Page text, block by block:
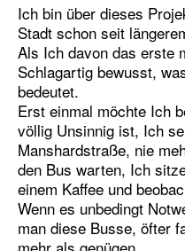
Ich bin über dieses
Stadt schon seit
Als Ich davon das erste
Schlagartig bewusst,
bedeutet.
Erst einmal möchte Ich
völlig Unsinnig ist, Ich
Manshardstraße, nie
den Bus warten, Ich
einem Kaffee und
Wenn es unbedingt
man diese Busse, öfter